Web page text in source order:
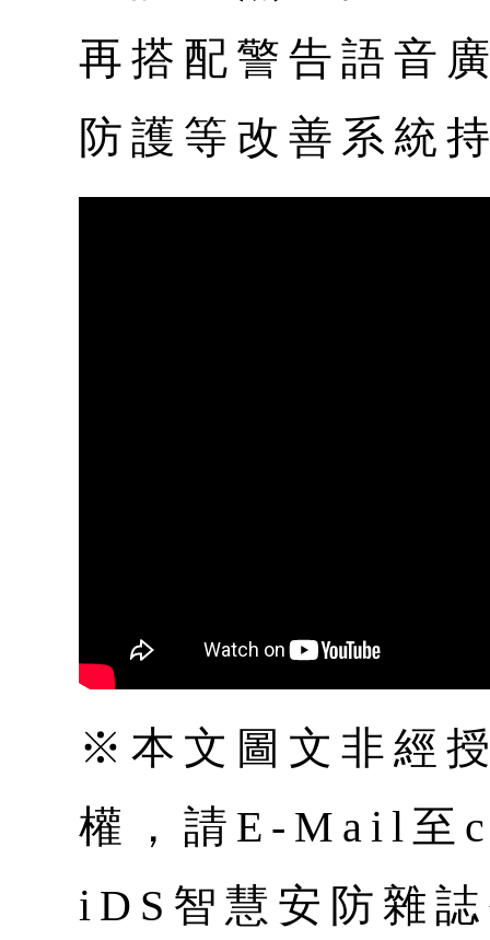
再搭配警告語音
防護等改善系統
※本文圖文非經
權，請E-Mail至
iDS智慧安防雜